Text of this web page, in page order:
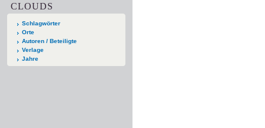
CLOUDS
Schlagwörter
Orte
Autoren / Beteiligte
Verlage
Jahre